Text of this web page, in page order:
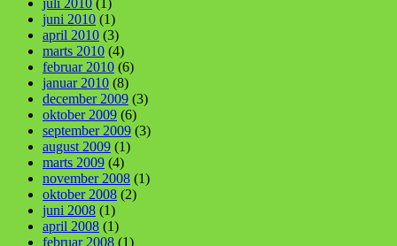
juni 2010 (1)
april 2010 (3)
marts 2010 (4)
februar 2010 (6)
januar 2010 (8)
december 2009 (3)
oktober 2009 (6)
september 2009 (3)
august 2009 (1)
marts 2009 (4)
november 2008 (1)
oktober 2008 (2)
juni 2008 (1)
april 2008 (1)
februar 2008 (1)